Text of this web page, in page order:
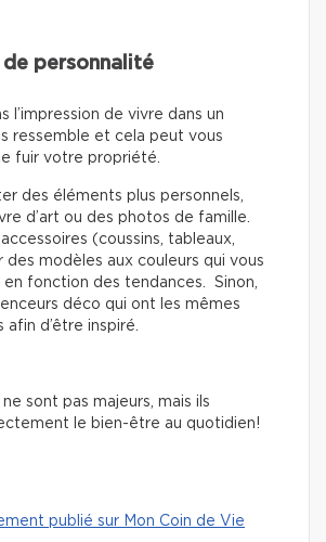
de personnalité
l’impression de vivre dans un
ressemble et cela peut vous
fuir votre propriété.
des éléments plus personnels,
d’art ou des photos de famille.
(coussins, tableaux,
des modèles aux couleurs qui vous
fonction des tendances. Sinon,
déco qui ont les mêmes
afin d’être inspiré.
sont pas majeurs, mais ils
le bien-être au quotidien!
publié sur Mon Coin de Vie